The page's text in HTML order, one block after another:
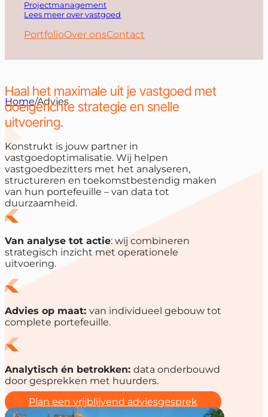
Projectmanagement
Lees meer over vastgoed
PortfolioOver onsContact
Home/Advies
Haal het maximale uit je vastgoed met
doelgerichte strategie en snelle
uitvoering.
Konstrukt is jouw partner in
vastgoedoptimalisatie. Wij helpen
vastgoedbezitters met het analyseren,
structureren en toekomstbestendig maken
van hun portefeuille – van data tot
duurzaamheid.
Van analyse tot actie: wij combineren
strategisch inzicht met operationele
uitvoering.
Advies op maat: van individueel gebouw tot
complete portefeuille.
Analytisch én betrokken: data onderbouwd
door gesprekken met huurders.
Plan een vrijblijvend adviesgesprek